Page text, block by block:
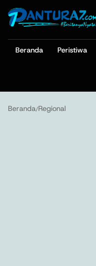
Beranda Peristiwa
Beranda/Regional